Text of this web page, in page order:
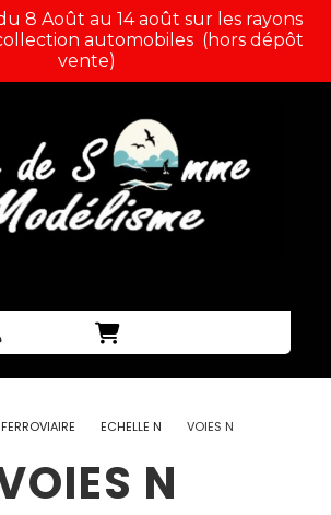
8 Août au 14 août sur les rayons
automobiles (hors dépôt
vente)
FERROVIAIRE ECHELLE N VOIES N
N
cookies